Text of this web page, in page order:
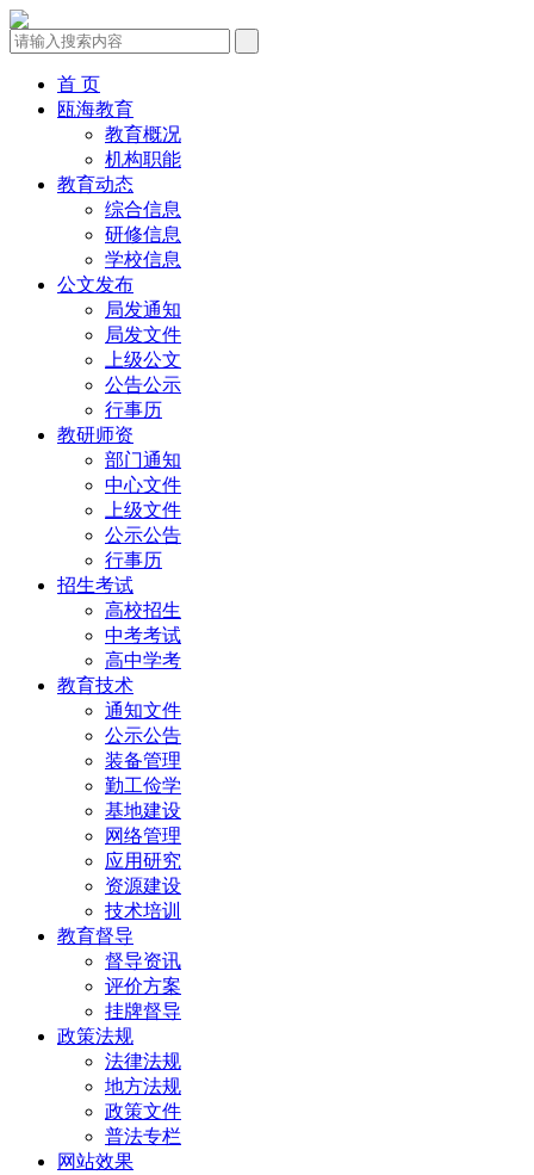
首 页
瓯海教育
教育概况
机构职能
教育动态
综合信息
研修信息
学校信息
公文发布
局发通知
局发文件
上级公文
公告公示
行事历
教研师资
部门通知
中心文件
上级文件
公示公告
行事历
招生考试
高校招生
中考考试
高中学考
教育技术
通知文件
公示公告
装备管理
勤工俭学
基地建设
网络管理
应用研究
资源建设
技术培训
教育督导
督导资讯
评价方案
挂牌督导
政策法规
法律法规
地方法规
政策文件
普法专栏
网站效果